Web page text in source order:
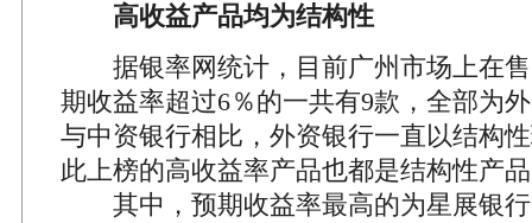
高收益产品均为结构性
据银率网统计，目前广州市场上在售
期收益率超过6％的一共有9款，全部为
与中资银行相比，外资银行一直以结构
此上榜的高收益率产品也都是结构性产
其中，预期收益率最高的为星展银行